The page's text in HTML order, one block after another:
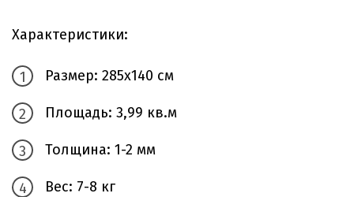
Характеристики:
Размер: 285х140 см
Площадь: 3,99 кв.м
Толщина: 1-2 мм
Вес: 7-8 кг